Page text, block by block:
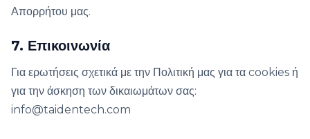
Απορρήτου μας.
7. Επικοινωνία
Για ερωτήσεις σχετικά με την Πολιτική μας για τα cookies ή
για την άσκηση των δικαιωμάτων σας:
info@taidentech.com